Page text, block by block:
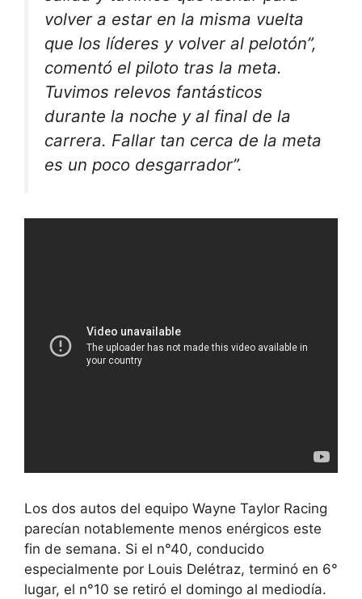
volver a estar en la misma vuelta
que los líderes y volver al pelotón”,
comentó el piloto tras la meta.
Tuvimos relevos fantásticos
durante la noche y al final de la
carrera. Fallar tan cerca de la meta
es un poco desgarrador”.
Los dos autos del equipo Wayne Taylor Racing
parecían notablemente menos enérgicos este
fin de semana. Si el n°40, conducido
especialmente por Louis Delétraz, terminó en 6°
lugar, el n°10 se retiró el domingo al mediodía.